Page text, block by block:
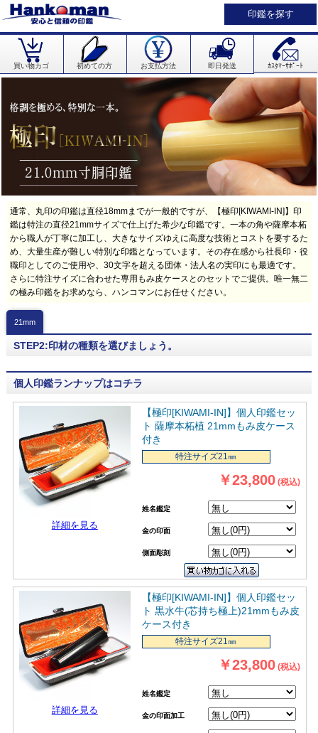
印鑑を探す
買い物カゴ 初めての方 お支払方法 即日発送 ｶｽﾀﾏｰｻﾎﾟｰﾄ
通常、丸印の印鑑は直径18mmまでが一般的ですが、【極印[KIWAMI-IN]】印
鑑は特注の直径21mmサイズで仕上げた希少な印鑑です。一本の角や薩摩本柘
から職人が丁寧に加工し、大きなサイズゆえに高度な技術とコストを要するた
め、大量生産が難しい特別な印鑑となっています。その存在感から社長印・役
職印としてのご使用や、30文字を超える団体・法人名の実印にも最適です。
さらに特注サイズに合わせた専用もみ皮ケースとのセットでご提供。唯一無二
の極み印鑑をお求めなら、ハンコマンにお任せください。
21mm
STEP2:印材の種類を選びましょう。
個人印鑑ランナップはコチラ
詳細を見る
【極印[KIWAMI-IN]】個人印鑑セッ
ト 薩摩本柘植 21mmもみ皮ケース
付き
特注サイズ21㎜
￥23,800 (税込)
姓名鑑定
金の印面
側面彫刻
詳細を見る
【極印[KIWAMI-IN]】個人印鑑セッ
ト 黒水牛(芯持ち極上)21mmもみ皮
ケース付き
特注サイズ21㎜
￥23,800 (税込)
姓名鑑定
金の印面加工